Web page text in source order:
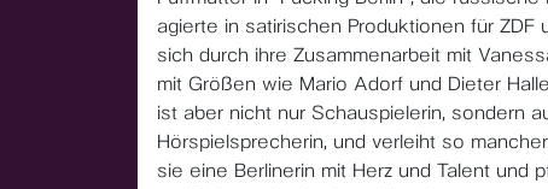
agierte in satirischen Produktionen für ZDF
sich durch ihre Zusammenarbeit mit
mit Größen wie Mario Adorf und Dieter
ist aber nicht nur Schauspielerin, sondern
Hörspielsprecherin, und verleiht so
sie eine Berlinerin mit Herz und Talent und